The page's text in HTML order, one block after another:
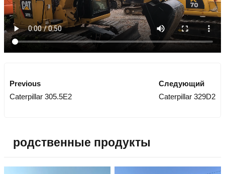
Previous
Caterpillar 305.5E2
Следующий
Caterpillar 329D2
родственные продукты